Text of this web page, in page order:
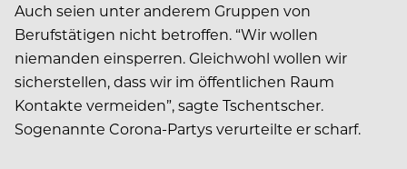
Auch seien unter anderem Gruppen von
Berufstätigen nicht betroffen. “Wir wollen
niemanden einsperren. Gleichwohl wollen wir
sicherstellen, dass wir im öffentlichen Raum
Kontakte vermeiden”, sagte Tschentscher.
Sogenannte Corona-Partys verurteilte er scharf.